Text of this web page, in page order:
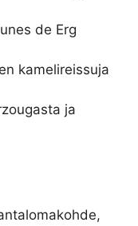
de Erg
kamelireissuja
ja